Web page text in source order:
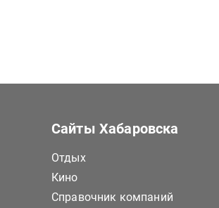
Сайты Хабаровска
Отдых
Кино
Справочник компаний